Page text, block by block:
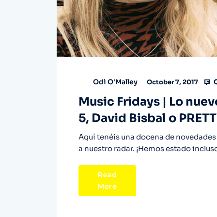
Odi O'Malley October 7, 2017
Music Fridays | Lo
5, David Bisbal o
Aquí tenéis una docena de
a nuestro radar. ¡Hemos estado
Read
More